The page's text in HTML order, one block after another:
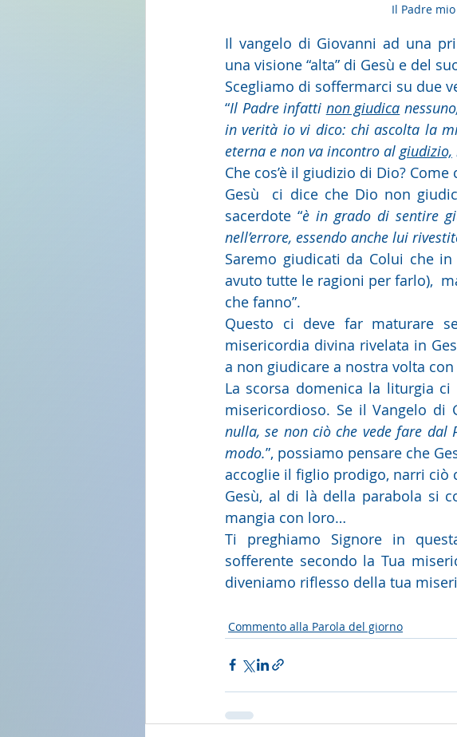
Il Padre
Il vangelo di Giovanni ad una
una visione “alta” di Gesù e del
Scegliamo di soffermarci su due
“Il Padre infatti non giudica
in verità io vi dico: chi ascolta la
eterna e non va incontro al giudizio,
Che cos’è il giudizio di Dio?
Gesù  ci dice che Dio non
sacerdote “è in grado di sentire
nell’errore, essendo anche lui
Saremo giudicati da Colui che
avuto tutte le ragioni per farlo),
che fanno”.
Questo ci deve far maturare
misericordia divina rivelata in
a non giudicare a nostra volta
La scorsa domenica la liturgia
misericordioso. Se il Vangelo di
nulla, se non ciò che vede fare
modo.”, possiamo pensare che
accoglie il figlio prodigo, narri ciò
Gesù, al di là della parabola si
mangia con loro…
Ti preghiamo Signore in
sofferente secondo la Tua
diveniamo riflesso della tua
Commento alla Parola del giorno